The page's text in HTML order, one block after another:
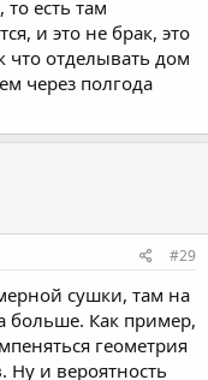
есть там
и это не брак, это
что отделывать дом
через полгода
#29
сушки, там на
больше. Как пример,
геометрия
и вероятность